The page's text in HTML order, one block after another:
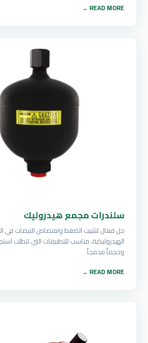
READ MORE →
سلندرات مجمع هيدروليك
حل فعال لتثبيت الضغط وامتصاص النبضات في
الهيدروليكية، مناسب للتطبيقات التي تتطلب
وحجماً مدمجاً
READ MORE →